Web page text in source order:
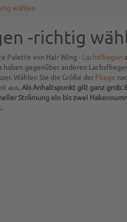
wählen
-richtig
Palette von Hair Wing - Lachsfliegen
haben gegenüber anderen
Wählen Sie die Größe der Fliege
aus.Als Anhaltspunkt gilt ganz grob:
Strömung ein bis zwei